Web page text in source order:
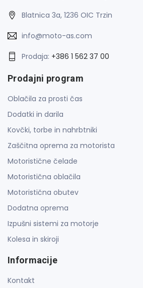
Blatnica 3a, 1236 OIC Trzin
info@moto-as.com
Prodaja: +386 1 562 37 00
Prodajni program
Oblačila za prosti čas
Dodatki in darila
Kovčki, torbe in nahrbtniki
Zaščitna oprema za motorista
Motoristične čelade
Motoristična oblačila
Motoristična obutev
Dodatna oprema
Izpušni sistemi za motorje
Kolesa in skiroji
Informacije
Kontakt